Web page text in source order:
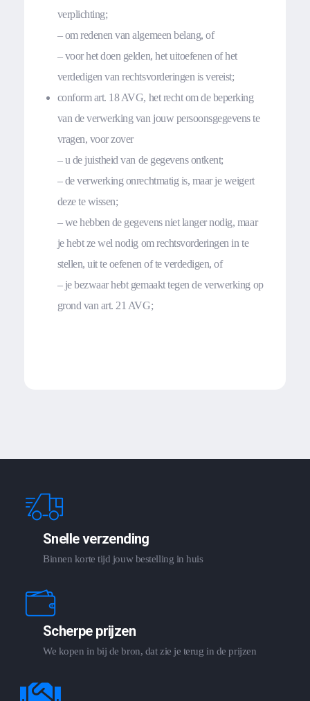
verplichting;
– om redenen van algemeen belang, of
– voor het doen gelden, het uitoefenen of het
verdedigen van rechtsvorderingen is vereist;
conform art. 18 AVG, het recht om de beperking
van de verwerking van jouw persoonsgegevens te
vragen, voor zover
– u de juistheid van de gegevens ontkent;
– de verwerking onrechtmatig is, maar je weigert
deze te wissen;
– we hebben de gegevens niet langer nodig, maar
je hebt ze wel nodig om rechtsvorderingen in te
stellen, uit te oefenen of te verdedigen, of
– je bezwaar hebt gemaakt tegen de verwerking op
grond van art. 21 AVG;
Snelle verzending
Binnen korte tijd jouw bestelling in huis
Scherpe prijzen
We kopen in bij de bron, dat zie je terug in de prijzen